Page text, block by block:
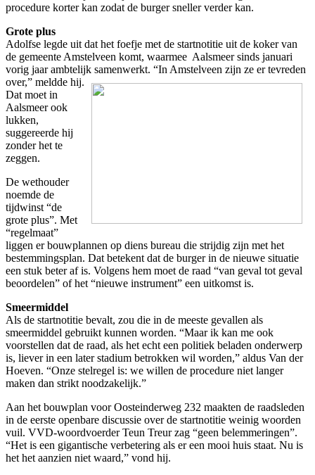
procedure korter kan zodat de burger sneller verder kan.
Grote plus
Adolfse legde uit dat het foefje met de startnotitie uit de koker van
de gemeente Amstelveen komt, waarmee Aalsmeer sinds januari
vorig jaar ambtelijk samenwerkt. “In Amstelveen zijn ze er tevreden
over,” meldde hij.
Dat moet in
Aalsmeer ook
lukken,
suggereerde hij
zonder het te
zeggen.
De wethouder
noemde de
tijdwinst “de
grote plus”. Met
“regelmaat”
liggen er bouwplannen op diens bureau die strijdig zijn met het
bestemmingsplan. Dat betekent dat de burger in de nieuwe situatie
een stuk beter af is. Volgens hem moet de raad “van geval tot geval
beoordelen” of het “nieuwe instrument” een uitkomst is.
Smeermiddel
Als de startnotitie bevalt, zou die in de meeste gevallen als
smeermiddel gebruikt kunnen worden. “Maar ik kan me ook
voorstellen dat de raad, als het echt een politiek beladen onderwerp
is, liever in een later stadium betrokken wil worden,” aldus Van der
Hoeven. “Onze stelregel is: we willen de procedure niet langer
maken dan strikt noodzakelijk.”
Aan het bouwplan voor Oosteinderweg 232 maakten de raadsleden
in de eerste openbare discussie over de startnotitie weinig woorden
vuil. VVD-woordvoerder Teun Treur zag “geen belemmeringen”.
“Het is een gigantische verbetering als er een mooi huis staat. Nu is
het het aanzien niet waard,” vond hij.